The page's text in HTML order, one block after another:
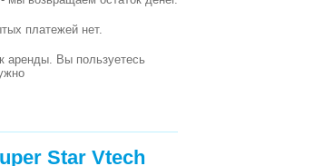
платежей нет.
аренды. Вы пользуетесь
Star Vtech